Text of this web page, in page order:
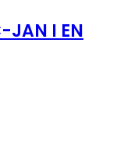
JAN I EN